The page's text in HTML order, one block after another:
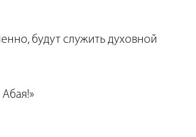
будут служить духовной